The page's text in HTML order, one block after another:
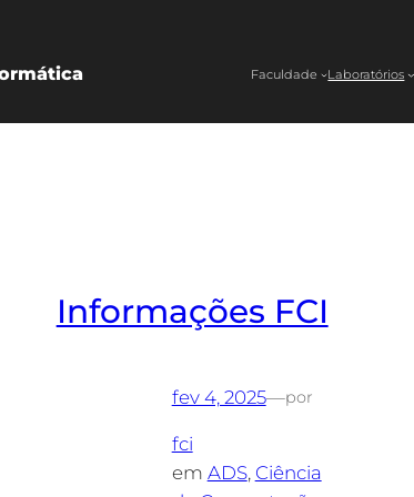
Faculdade Laboratórios
Informações FCI
fev 4, 2025—por
fci
em ADS, Ciência